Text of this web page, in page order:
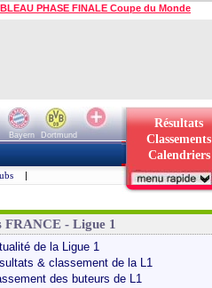
PHASE FINALE Coupe du Monde
Bayern
Dortmund
Résultats
Classements
Calendriers
|
FRANCE - Ligue 1
de la Ligue 1
& classement de la L1
des buteurs de L1